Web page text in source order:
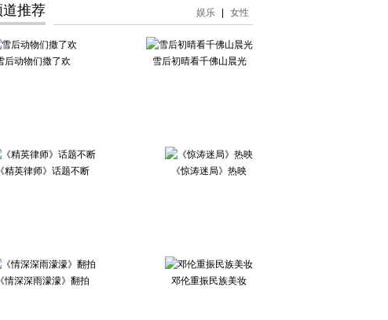
道推荐 娱乐 女性
后动物们撒了欢 雪后初晴看千佛山晨光
《精英律师》话题不断 《惊涛迷局》热映
《情深深雨濛濛》翻拍 邓伦重振民族美妆